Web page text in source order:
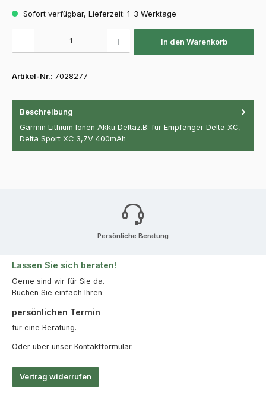
Sofort verfügbar, Lieferzeit: 1-3 Werktage
In den Warenkorb
Artikel-Nr.: 7028277
Beschreibung
Garmin Lithium Ionen Akku Deltaz.B. für Empfänger Delta XC,
Delta Sport XC 3,7V 400mAh
Persönliche Beratung
Lassen Sie sich beraten!
Gerne sind wir für Sie da.
Buchen Sie einfach Ihren
persönlichen Termin
für eine Beratung.
Oder über unser Kontaktformular.
Vertrag widerrufen